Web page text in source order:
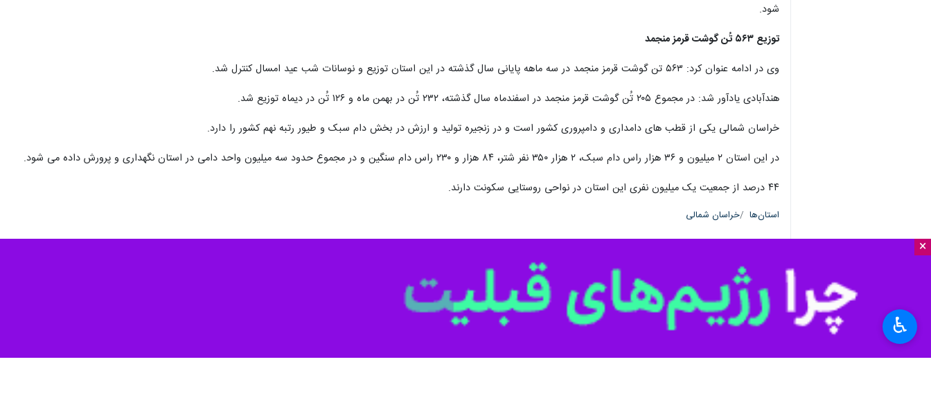
×
شود.
توزیع ۵۶۳ تُن گوشت قرمز منجمد
وی در ادامه عنوان کرد: ۵۶۳ تن گوشت قرمز منجمد در سه ماهه پایانی سال گذشته در این استان توزیع و نوسانات شب عید امسال کنترل شد.
هندآبادی یادآور شد: در مجموع ۲۰۵ تُن گوشت قرمز منجمد در اسفندماه سال گذشته، ۲۳۲ تُن در بهمن ماه و ۱۲۶ تُن در دیماه توزیع شد.
خراسان شمالی یکی از قطب های دامداری و دامپروری کشور است و در زنجیره تولید و ارزش در بخش دام سبک و طیور رتبه نهم کشور را دارد.
در این استان ۲ میلیون و ۳۶ هزار راس دام سبک، ۲ هزار ۳۵۰ نفر شتر، ۸۴ هزار و ۲۳۰ راس دام سنگین و در مجموع حدود سه میلیون واحد دامی در استان نگهداری و پرورش داده می شود.
۴۴ درصد از جمعیت یک میلیون نفری این استان در نواحی روستایی سکونت دارند.
استان‌ها خراسان شمالی
بجنورد
گوشت قرمز
دام و طيور
♿︎